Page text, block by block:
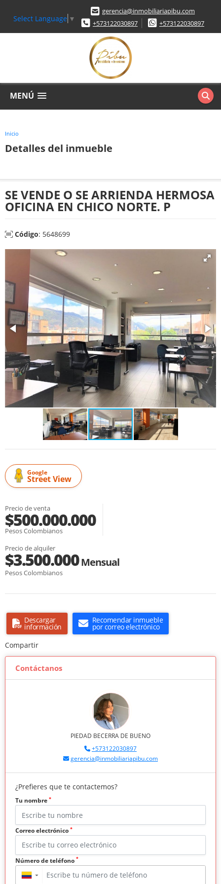
Select Language ▼
gerencia@inmobiliariapibu.com
+573122030897
+573122030897
MENÚ
Inicio
Detalles del inmueble
SE VENDE O SE ARRIENDA HERMOSA
OFICINA EN CHICO NORTE. P
Código: 5648699
Google
Street View
Precio de venta
$500.000.000
Pesos Colombianos
Precio de alquiler
$3.500.000Mensual
Pesos Colombianos
Descargar
información
Recomendar inmueble
por correo electrónico
Compartir
Contáctanos
PIEDAD BECERRA DE BUENO
+573122030897
gerencia@inmobiliariapibu.com
¿Prefieres que te contactemos?
Tu nombre *
Correo electrónico *
Número de teléfono *
▼